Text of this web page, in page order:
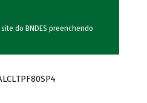
do BNDES preenchendo